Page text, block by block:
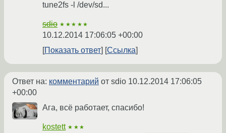
tune2fs -l /dev/sd...
sdio ★★★★★
10.12.2014 17:06:05 +00:00
Показать ответ
Ссылка
Ответ на: комментарий от sdio 10.12.2014 17:06:05
+00:00
Ага, всё работает, спасибо!
kostett ★★★